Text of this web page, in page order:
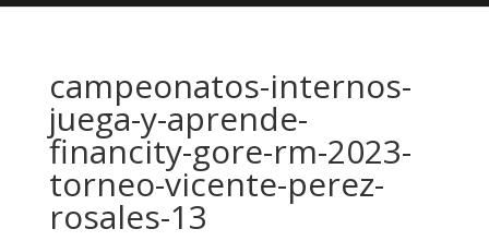
campeonatos-internos-
juega-y-aprende-
financity-gore-rm-2023-
torneo-vicente-perez-
rosales-13